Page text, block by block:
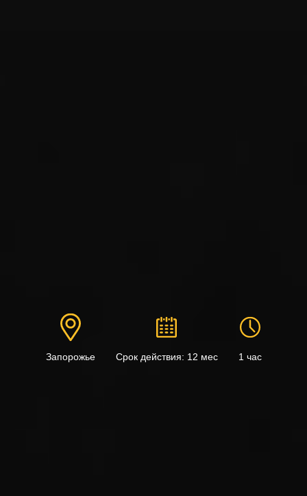
Запорожье Срок действия: 12 мес 1 час